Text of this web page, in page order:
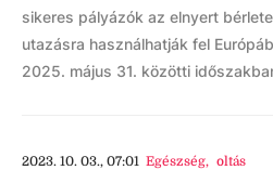
sikeres pályázók az elnyert
utazásra használhatják fel
2025. május 31. közötti
2023. 10. 03., 07:01 Egészség, oltás